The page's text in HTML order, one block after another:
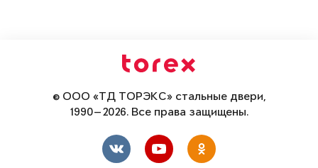
© ООО «ТД ТОРЭКС» стальные двери,
1990—2026. Все права защищены.